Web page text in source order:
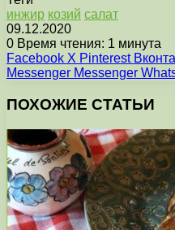
инжир козий салат
09.12.2020
0 Время чтения: 1 минута
Facebook X Pinterest
Messenger Messenger
ПОХОЖИЕ СТАТЬИ